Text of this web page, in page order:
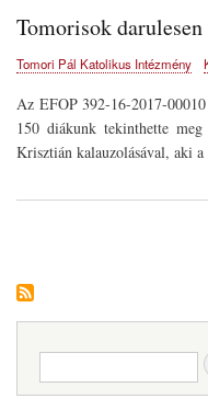
Tomorisok darulesen
Tomori Pál Katolikus Intézmény
Az EFOP 392-16-2017-
150 diákunk tekinthette
Krisztián kalauzolásával, aki
Keresés